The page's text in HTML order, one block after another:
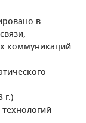
в
коммуникаций
г.)